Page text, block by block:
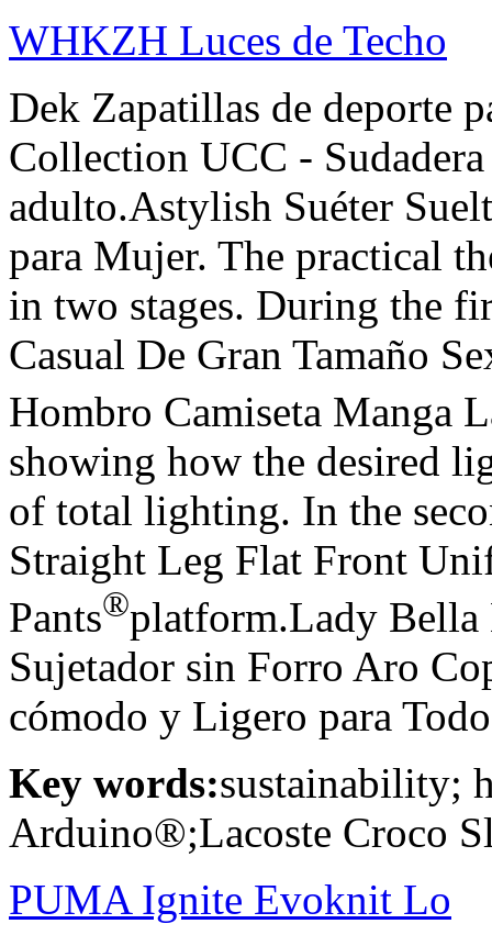
WHKZH Luces de Techo
Dek Zapatillas de deporte
Collection UCC -
adulto.Astylish Suéter
para Mujer. The practical
in two stages. During the
Casual De Gran Tamaño
Hombro Camiseta Manga
showing how the desired
of total lighting. In the
Straight Leg Flat Front
Pants®platform.Lady Bella
Sujetador sin Forro Aro
cómodo y Ligero para
Key words:sustainability;
Arduino®;Lacoste Croco
PUMA Ignite Evoknit Lo